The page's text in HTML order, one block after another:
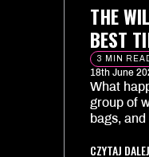
THE
BEST
3 MIN
18th June
What
group of
bags,
CZYTAJ DALEJ